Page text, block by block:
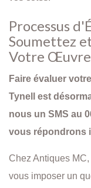
Processus
Soumettez
Votre Œuvre
Faire évaluer
Tynell est
nous un SMS au
vous répondrons
Chez Antiques
vous imposer un